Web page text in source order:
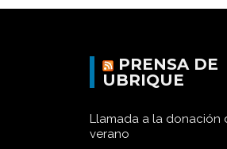
PRENSA DE
UBRIQUE
Llamada a la donación
verano